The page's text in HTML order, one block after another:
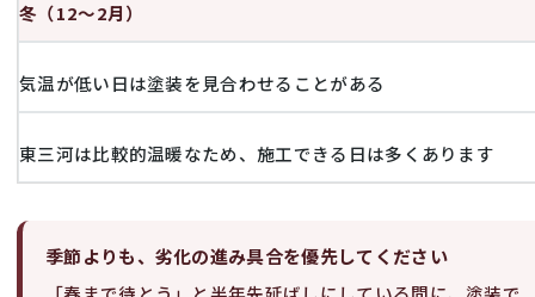
冬（12〜2月）
気温が低い日は塗装を見合わせることがある
東三河は比較的温暖なため、施工できる日は多くあります
季節よりも、劣化の進み具合を優先してください